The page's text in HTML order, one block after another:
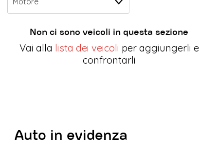
Non ci sono veicoli in questa sezione
Vai alla lista dei veicoli per aggiungerli e
confrontarli
Auto in evidenza